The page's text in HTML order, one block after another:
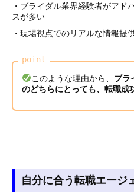
・ブライダル業界経験者がアド
スが多い
・現場視点でのリアルな情報提
point
このような理由から、 ブラ
のどちらにとっても、転職成
自分に合う転職エージ